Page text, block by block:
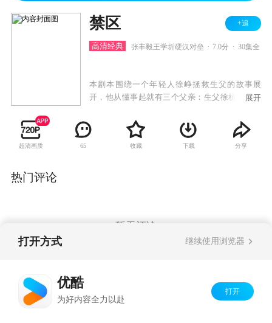
禁区 +追
高清经典 张丰毅王学圻硬汉对垒 7.0分 30集全
本剧本围绕一个年轻人徐峥拯救生父的故事展
开，他从懂事起就有三个父亲：生父徐杭州、养
一对有着多年恩怨的两大医药行业巨头，他的生
父目前正在为其义父陈万里所在的集团进行一项
重要研究。2008年秋，一个陌生的电话打乱了他
展开
超清画质 65 收藏 下载 分享
热门评论
暂无评论
打开方式 继续使用浏览器
优酷
为好内容全力以赴
打开